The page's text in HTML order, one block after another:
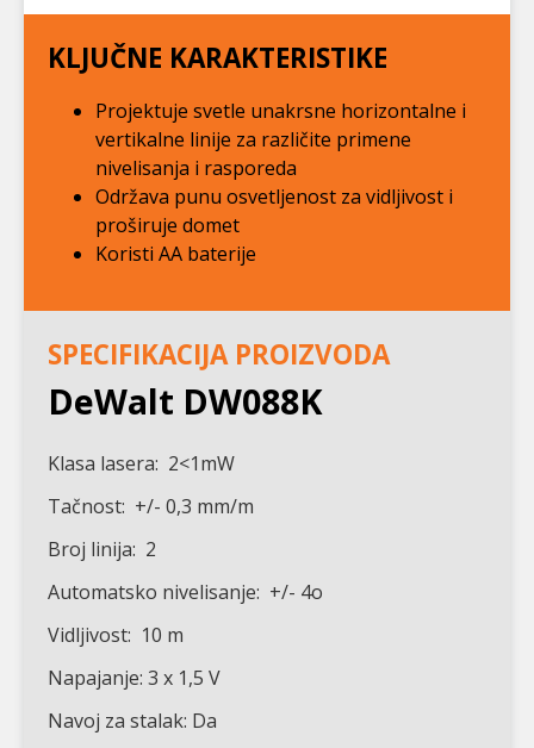
KLJUČNE KARAKTERISTIKE
Projektuje svetle unakrsne horizontalne i
vertikalne linije za različite primene
nivelisanja i rasporeda
Održava punu osvetljenost za vidljivost i
proširuje domet
Koristi AA baterije
SPECIFIKACIJA PROIZVODA
DeWalt DW088K
Klasa lasera: 2<1mW
Tačnost: +/- 0,3 mm/m
Broj linija: 2
Automatsko nivelisanje: +/- 4o
Vidljivost: 10 m
Napajanje: 3 x 1,5 V
Navoj za stalak: Da